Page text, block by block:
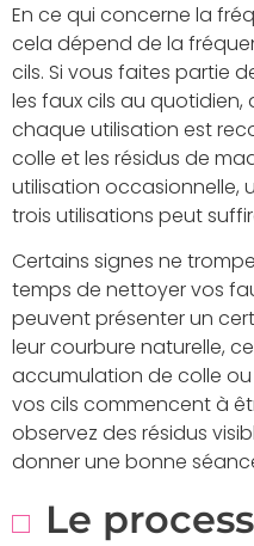
En ce qui concerne la
cela dépend de la
cils. Si vous faites partie
les faux cils au
chaque utilisation est
colle et les résidus de
utilisation occasionnelle,
trois utilisations peut
Certains signes ne
temps de nettoyer vos
peuvent présenter un
leur courbure naturelle,
accumulation de colle ou
vos cils commencent à
observez des résidus
donner une bonne
Le